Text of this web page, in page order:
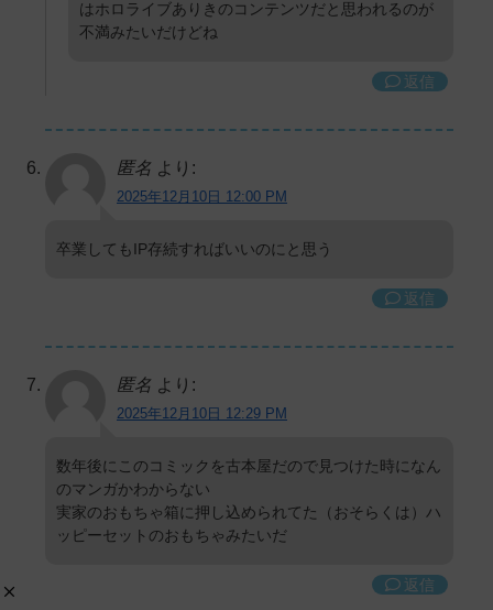
はホロライブありきのコンテンツだと思われるのが
不満みたいだけどね
返信
匿名 より:
2025年12月10日 12:00 PM
卒業してもIP存続すればいいのにと思う
返信
匿名 より:
2025年12月10日 12:29 PM
数年後にこのコミックを古本屋だので見つけた時になん
のマンガかわからない
実家のおもちゃ箱に押し込められてた（おそらくは）ハ
ッピーセットのおもちゃみたいだ
返信